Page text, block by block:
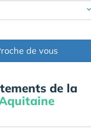
de vous
de la